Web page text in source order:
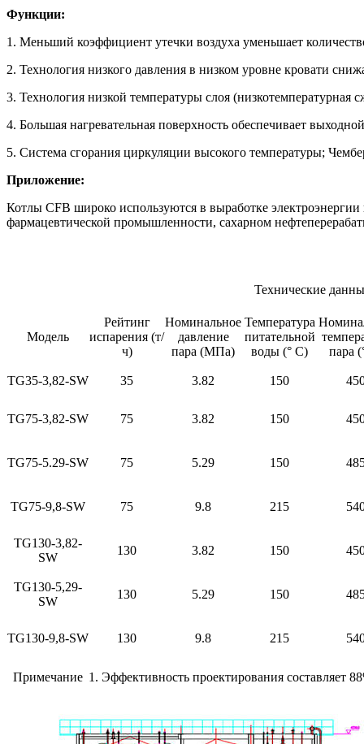
Функции:
1. Меньший коэффициент утечки воздуха уменьшает
2. Технология низкого давления в низком уровне кровати
3. Технология низкой температуры слоя
4. Большая нагревательная поверхность обеспечивает
5. Система сгорания циркуляции высокого температуры;
Приложение:
Котлы CFB широко используются в выработке
фармацевтической промышленности, сахарном
Технические
Модель
Рейтинг
испарения (т/
ч)
Номинальное
давление
пара (МПа)
Температура
питательной
воды (° C)
пара
TG35-3,82-SW 35 3.82 150
TG75-3,82-SW 75 3.82 150
TG75-5.29-SW 75 5.29 150
TG75-9,8-SW 75 9.8 215
TG130-3,82-
SW
130 3.82 150
TG130-5,29-
SW
130 5.29 150
TG130-9,8-SW 130 9.8 215
Примечание 1. Эффективность проектирования составляет